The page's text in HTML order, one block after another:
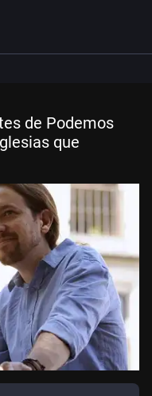
de Podemos
que